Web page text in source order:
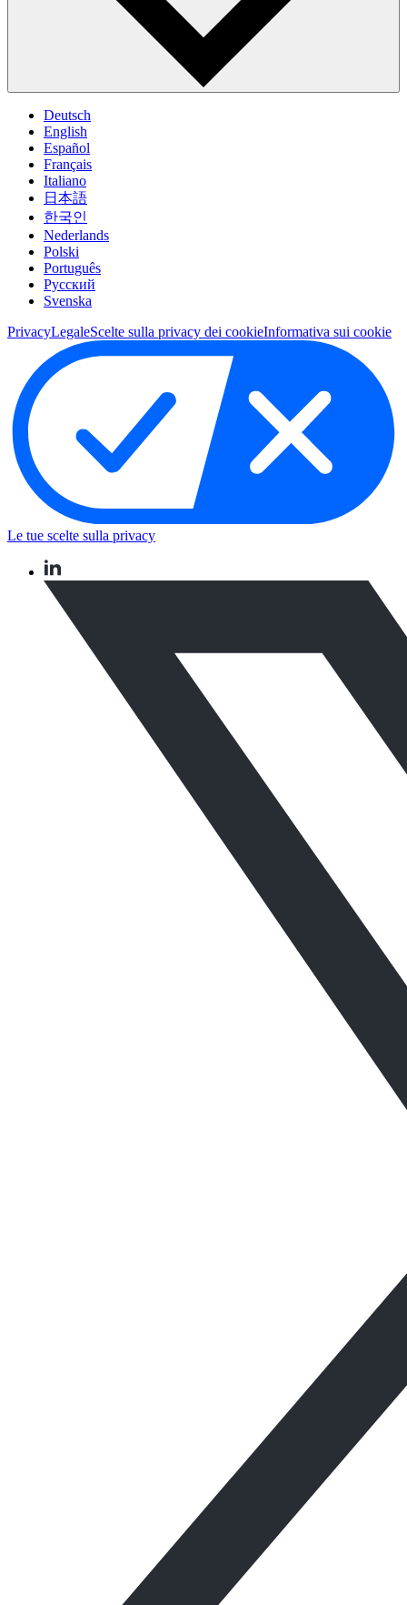
Deutsch
English
Español
Français
Italiano
日本語
한국인
Nederlands
Polski
Português
Pусский
Svenska
PrivacyLegaleScelte sulla privacy dei cookieInformativa sui cookie
Le tue scelte sulla privacy